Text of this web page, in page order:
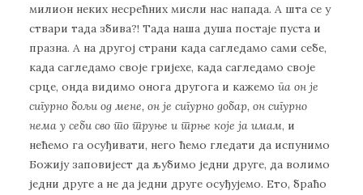
милион неких несрећних мисли нас напада. А шта се у
ствари тада збива?! Тада наша душа постаје пуста и
празна. А на другој страни када сагледамо сами себе,
када сагледамо своје гријехе, када сагледамо своје
срце, онда видимо онога другога и кажемо па он је
сигурно бољи од мене, он је сигурно добар, он сигурно
нема у себи сво то труње и трње које ја имам, и
нећемо га осуђивати, него ћемо гледати да испунимо
Божију заповијест да љубимо једни друге, да волимо
једни друге а не да једни друге осуђујемо. Ето, браћо